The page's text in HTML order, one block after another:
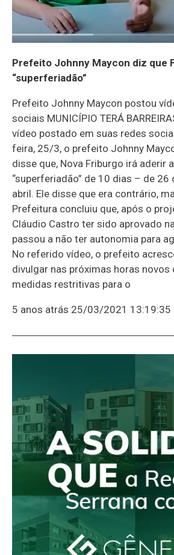
Prefeito Johnny Maycon diz que
“superferiadão”
Prefeito Johnny Maycon postou
sociais MUNICÍPIO TERÁ
vídeo postado em suas redes
feira, 25/3, o prefeito Johnny
disse que, Nova Friburgo irá aderir
“superferiadão” de 10 dias – de 26
abril. Ele disse que era contrário,
Prefeitura concluiu que, após o
Cláudio Castro ter sido aprovado
passou a não ter autonomia para
No referido vídeo, o prefeito
divulgar nas próximas horas
medidas restritivas para o
5 anos atrás 25/03/2021 13:19:35